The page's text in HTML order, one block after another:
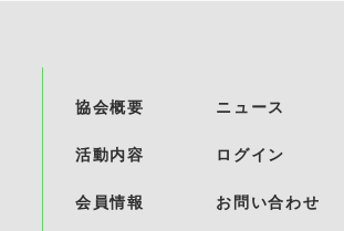
協会概要 ニュース
活動内容 ログイン
会員情報 お問い合わせ